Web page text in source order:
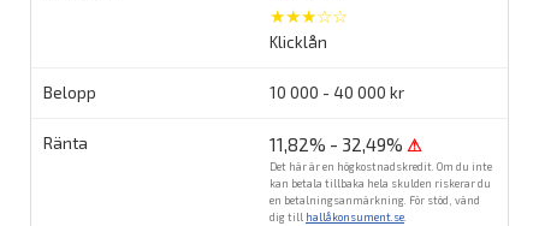
★★★☆☆
Klicklån
10 000 - 40 000 kr
11,82% - 32,49% ⚠
Det här är en högkostnadskredit. Om du inte
kan betala tillbaka hela skulden riskerar du
en betalningsanmärkning. För stöd, vänd
dig till hallåkonsument.se.